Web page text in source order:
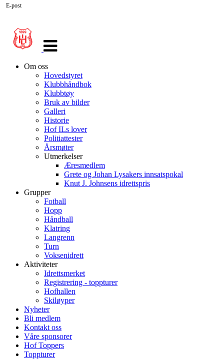
navigasjon
Om oss
Hovedstyret
Klubbhåndbok
Klubbtøy
Bruk av bilder
Galleri
Historie
Hof ILs lover
Politiattester
Årsmøter
Utmerkelser
Æresmedlem
Grete og Johan Lysakers innsatspokal
Knut J. Johnsens idrettspris
Grupper
Fotball
Hopp
Håndball
Klatring
Langrenn
Turn
Voksenidrett
Aktiviteter
Idrettsmerket
Registrering - toppturer
Hofhallen
Skiløyper
Nyheter
Bli medlem
Kontakt oss
Våre sponsorer
Hof Toppers
Toppturer
E-post